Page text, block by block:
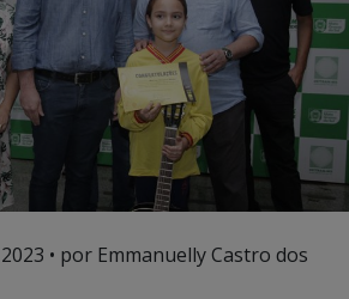
• por Emmanuelly Castro dos